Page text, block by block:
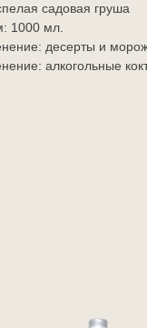
садовая груша
1000 мл.
десерты и
алкогольные